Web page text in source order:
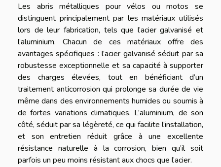
Les abris métalliques pour vélos ou motos se
distinguent principalement par les matériaux utilisés
lors de leur fabrication, tels que l’acier galvanisé et
l’aluminium. Chacun de ces matériaux offre des
avantages spécifiques : l’acier galvanisé séduit par sa
robustesse exceptionnelle et sa capacité à supporter
des charges élevées, tout en bénéficiant d’un
traitement anticorrosion qui prolonge sa durée de vie
même dans des environnements humides ou soumis à
de fortes variations climatiques. L’aluminium, de son
côté, séduit par sa légèreté, ce qui facilite l’installation,
et son entretien réduit grâce à une excellente
résistance naturelle à la corrosion, bien qu’il soit
parfois un peu moins résistant aux chocs que l’acier.